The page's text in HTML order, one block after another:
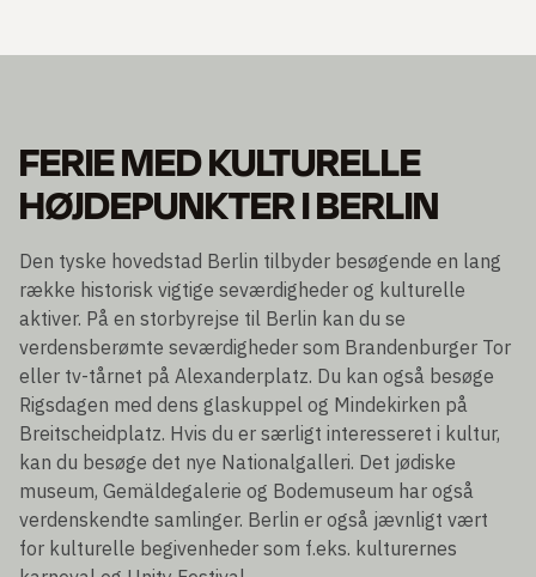
FERIE MED KULTURELLE
HØJDEPUNKTER I BERLIN
Den tyske hovedstad Berlin tilbyder besøgende en lang
række historisk vigtige seværdigheder og kulturelle
aktiver. På en storbyrejse til Berlin kan du se
verdensberømte seværdigheder som Brandenburger Tor
eller tv-tårnet på Alexanderplatz. Du kan også besøge
Rigsdagen med dens glaskuppel og Mindekirken på
Breitscheidplatz. Hvis du er særligt interesseret i kultur,
kan du besøge det nye Nationalgalleri. Det jødiske
museum, Gemäldegalerie og Bodemuseum har også
verdenskendte samlinger. Berlin er også jævnligt vært
for kulturelle begivenheder som f.eks. kulturernes